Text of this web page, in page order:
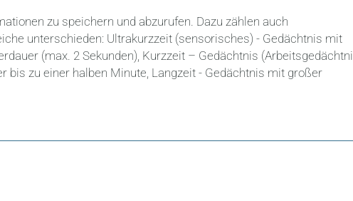
zu speichern und abzurufen. Dazu zählen auch
unterschieden: Ultrakurzzeit (sensorisches) - Gedächtnis mit
(max. 2 Sekunden), Kurzzeit – Gedächtnis
bis zu einer halben Minute, Langzeit - Gedächtnis mit großer